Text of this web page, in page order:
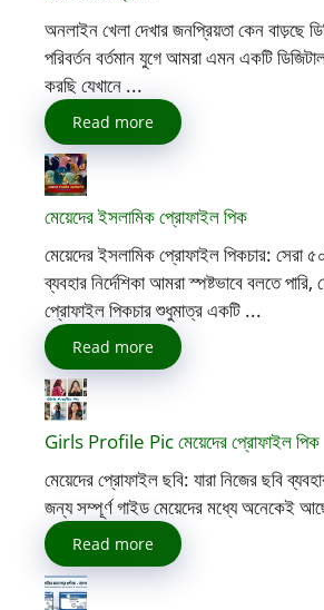
অনলাইন খেলা দেখার জনপ্রিয়তা কেন বাড়ছে
পরিবর্তন বর্তমান যুগে আমরা এমন একটি
করছি যেখানে ...
Read more
মেয়েদের ইসলামিক প্রোফাইল পিক
মেয়েদের ইসলামিক প্রোফাইল পিকচার: সেরা
ব্যবহার নির্দেশিকা আমরা স্পষ্টভাবে বলতে
প্রোফাইল পিকচার শুধুমাত্র একটি ...
Read more
Girls Profile Pic মেয়েদের প্রোফাইল পিক
মেয়েদের প্রোফাইল ছবি: যারা নিজের ছবি
জন্য সম্পূর্ণ গাইড মেয়েদের মধ্যে অনেকেই
Read more